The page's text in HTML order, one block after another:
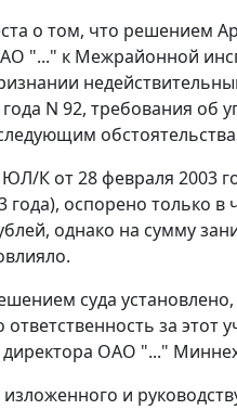
о том, что решением
"..." к Межрайонной
N 92, требования об
К от 28 февраля 2003
года), оспорено только
однако на сумму
суда
за этот
директора ОАО "..."
и